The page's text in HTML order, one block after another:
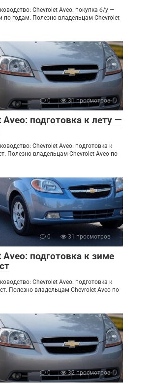
Chevrolet Aveo: покупка б/у —
по годам. Полезно владельцам Chevrolet
0 31 просмотров
Aveo: подготовка к лету —
Chevrolet Aveo: подготовка к
Полезно владельцам Chevrolet Aveo по
0 31 просмотров
Aveo: подготовка к зиме
Chevrolet Aveo: подготовка к
Полезно владельцам Chevrolet Aveo по
0 32 просмотров